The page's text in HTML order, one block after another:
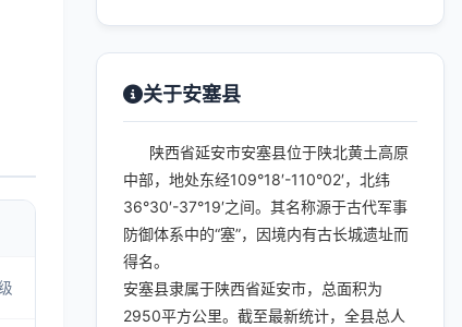
关于安塞县
陕西省延安市安塞县位于陕北黄土高原
中部，地处东经109°18′-110°02′，北纬
36°30′-37°19′之间。其名称源于古代军事
防御体系中的“塞”，因境内有古长城遗址而
得名。
安塞县隶属于陕西省延安市，总面积为
2950平方公里。截至最新统计，全县总人